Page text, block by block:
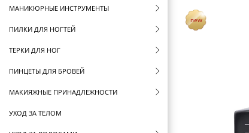
МАНИКЮРНЫЕ ИНСТРУМЕНТЫ
ПИЛКИ ДЛЯ НОГТЕЙ
ТЕРКИ ДЛЯ НОГ
ПИНЦЕТЫ ДЛЯ БРОВЕЙ
МАКИЯЖНЫЕ ПРИНАДЛЕЖНОСТИ
УХОД ЗА ТЕЛОМ
new